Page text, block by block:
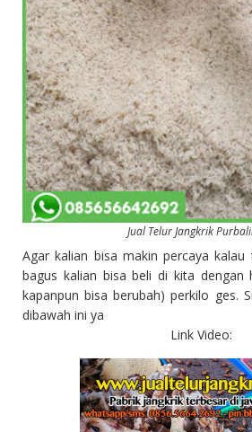
Jual Telur Jangkrik
Agar kalian bisa makin percaya
bagus kalian bisa beli di kita dengan
kapanpun bisa berubah) perkilo ges.
dibawah ini ya
Link Video: